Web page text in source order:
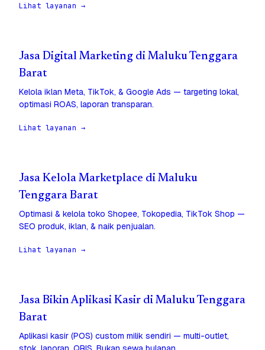
Lihat layanan →
Jasa Digital Marketing di Maluku Tenggara
Barat
Kelola iklan Meta, TikTok, & Google Ads — targeting lokal,
optimasi ROAS, laporan transparan.
Lihat layanan →
Jasa Kelola Marketplace di Maluku
Tenggara Barat
Optimasi & kelola toko Shopee, Tokopedia, TikTok Shop —
SEO produk, iklan, & naik penjualan.
Lihat layanan →
Jasa Bikin Aplikasi Kasir di Maluku Tenggara
Barat
Aplikasi kasir (POS) custom milik sendiri — multi-outlet,